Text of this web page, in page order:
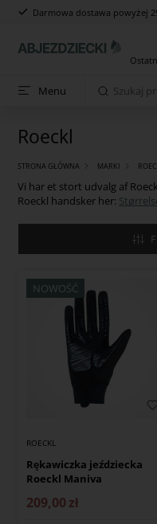
Darmowa dostawa powyżej
Menu
Roeckl
STRONA GŁÓWNA MARKI
Vi har et stort udvalg af
Roeckl handsker her:
NOWOŚĆ
ROECKL
Rękawiczka jeździecka
Roeckl Maniva
209,00 zł